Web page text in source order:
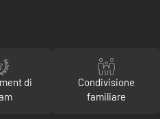
di
Condivisione
familiare